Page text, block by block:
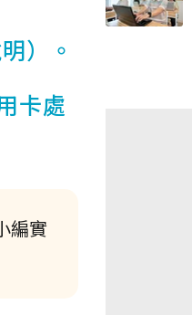
）。
卡處
編實